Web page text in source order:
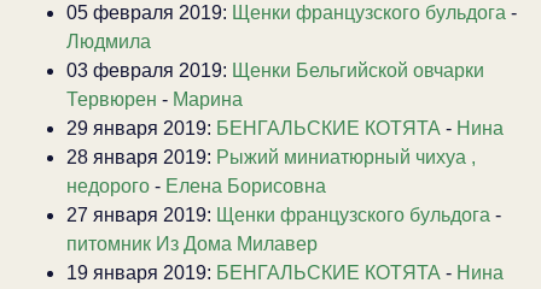
05 февраля 2019: Щенки французского бульдога -
Людмила
03 февраля 2019: Щенки Бельгийской овчарки
Тервюрен - Марина
29 января 2019: БЕНГАЛЬСКИЕ КОТЯТА - Нина
28 января 2019: Рыжий миниатюрный чихуа ,
недорого - Елена Борисовна
27 января 2019: Щенки французского бульдога -
питомник Из Дома Милавер
19 января 2019: БЕНГАЛЬСКИЕ КОТЯТА - Нина